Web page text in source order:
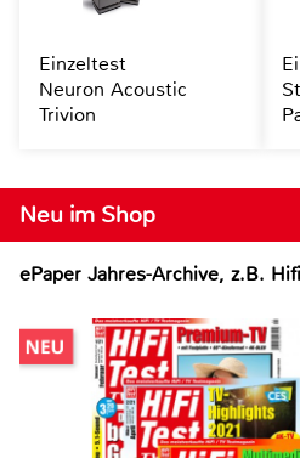
Neu im Shop
ePaper Jahres-Archive, z.B.
Einzeltest
Neuron Acoustic
Trivion